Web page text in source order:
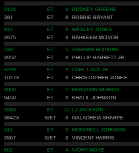
3124 ET 0 RODNEY GREENE
381
ET 0 ROBBIE BRYANT
831 ET 0 WESLEY JONES
3975
ET 0 RAHKEEM MCIVOR
530 ET 5 ASHAWN HOPKINS
3952
ET 0 PHILLIP BARRETT JR
329X ET 9 CARL LACY JR
1027X
ET 0 CHRISTOPHER JONES
3960 ET 1 BENJAMIN MURRAY
9450
ET 0 KHALIL JOHNSON
3989 ET 12 LJ JACKSON
3842X
S/ET 0 GALADREIA SHARPE
241 ET 0 MONTRELL JOHNSON
3967
S/ET 0 VINCENT HARRIS
602 ET 4 IVORY MOYE